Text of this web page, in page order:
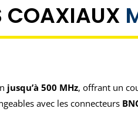
COAXIAUX
jusqu’à 500 MHz, offrant un
avec les connecteurs